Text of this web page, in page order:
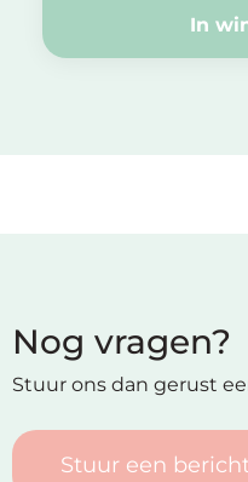
In
Nog vragen?
Stuur ons dan gerust
Stuur een